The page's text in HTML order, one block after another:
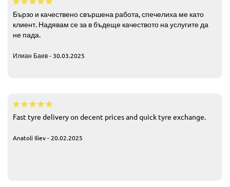
Бързо и качествено свършена работа, спечелиха ме като
клиент. Надявам се за в бъдеще качеството на услугите да
не пада.
Илиан Баев - 30.03.2025
Fast tyre delivery on decent prices and quick tyre exchange.
Anatoli Iliev - 20.02.2025